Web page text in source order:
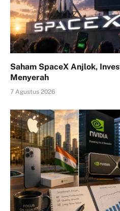
Saham SpaceX Anjlok,
Menyerah
7 Agustus 2026